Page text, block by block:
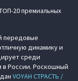
20 премиальных
передовые
динамику и
среди
в России. Роскошный
VOYAH СТРАСТЬ /